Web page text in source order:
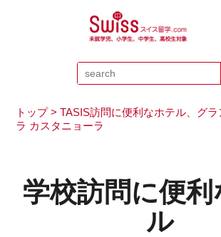
トップ> TASIS訪問に便利なホテル、グラ
ラ カスタニョーラ
学校訪問に便利
ル